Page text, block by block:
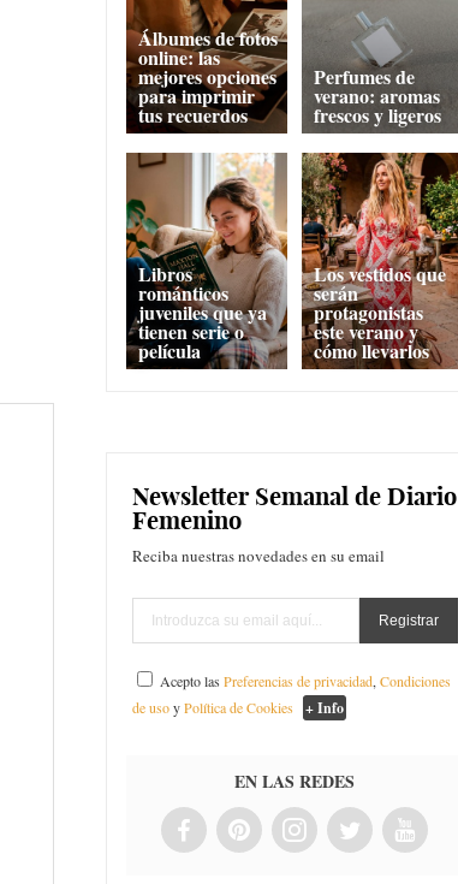
Álbumes de fotos
online: las
mejores opciones
para imprimir
tus recuerdos
Perfumes de
verano: aromas
frescos y ligeros
Libros
románticos
juveniles que ya
tienen serie o
película
Los vestidos que
serán
protagonistas
este verano y
cómo llevarlos
Newsletter Semanal de Diario
Femenino
Reciba nuestras novedades en su email
Acepto lasPreferencias de privacidad,Condiciones
de usoyPolítica de Cookies + Info
EN LAS REDES